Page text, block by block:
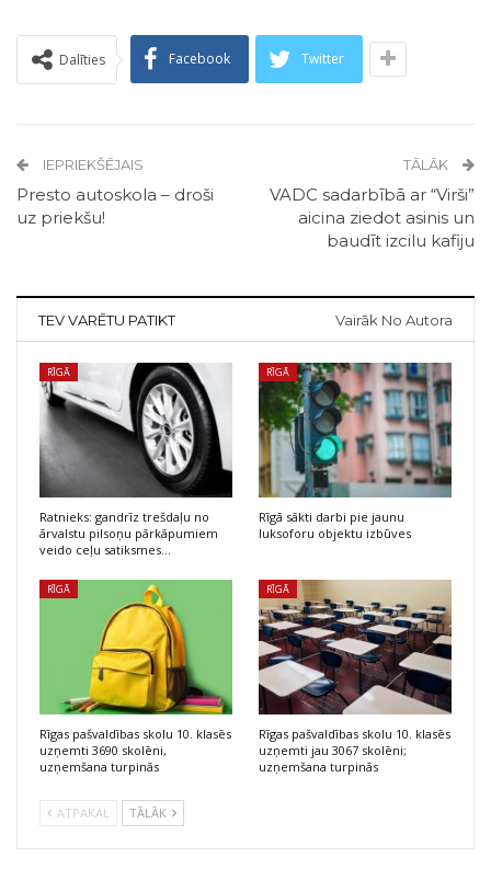
Dalīties Facebook Twitter
IEPRIEKŠĒJAIS
Presto autoskola – droši
uz priekšu!
TĀLĀK
VADC sadarbībā ar “Virši”
aicina ziedot asinis un
baudīt izcilu kafiju
TEV VARĒTU PATIKT Vairāk No Autora
RĪGĀ
Ratnieks: gandrīz trešdaļu no
ārvalstu pilsoņu pārkāpumiem
veido ceļu satiksmes…
RĪGĀ
Rīgā sākti darbi pie jaunu
luksoforu objektu izbūves
RĪGĀ
Rīgas pašvaldības skolu 10. klasēs
uzņemti 3690 skolēni,
uzņemšana turpinās
RĪGĀ
Rīgas pašvaldības skolu 10. klasēs
uzņemti jau 3067 skolēni;
uzņemšana turpinās
ATPAKAĻ TĀLĀK